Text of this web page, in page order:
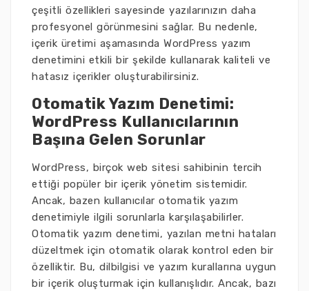
çeşitli özellikleri sayesinde yazılarınızın daha
profesyonel görünmesini sağlar. Bu nedenle,
içerik üretimi aşamasında WordPress yazım
denetimini etkili bir şekilde kullanarak kaliteli ve
hatasız içerikler oluşturabilirsiniz.
Otomatik Yazım Denetimi:
WordPress Kullanıcılarının
Başına Gelen Sorunlar
WordPress, birçok web sitesi sahibinin tercih
ettiği popüler bir içerik yönetim sistemidir.
Ancak, bazen kullanıcılar otomatik yazım
denetimiyle ilgili sorunlarla karşılaşabilirler.
Otomatik yazım denetimi, yazılan metni hataları
düzeltmek için otomatik olarak kontrol eden bir
özelliktir. Bu, dilbilgisi ve yazım kurallarına uygun
bir içerik oluşturmak için kullanışlıdır. Ancak, bazı